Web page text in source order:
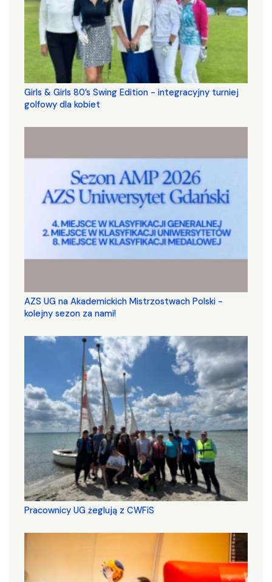
Girls & Girls 80’s Swing Edition - integracyjny turniej
golfowy dla kobiet
AZS UG na Akademickich Mistrzostwach Polski -
kolejny sezon za nami!
Pracownicy UG żeglują z CWFiS